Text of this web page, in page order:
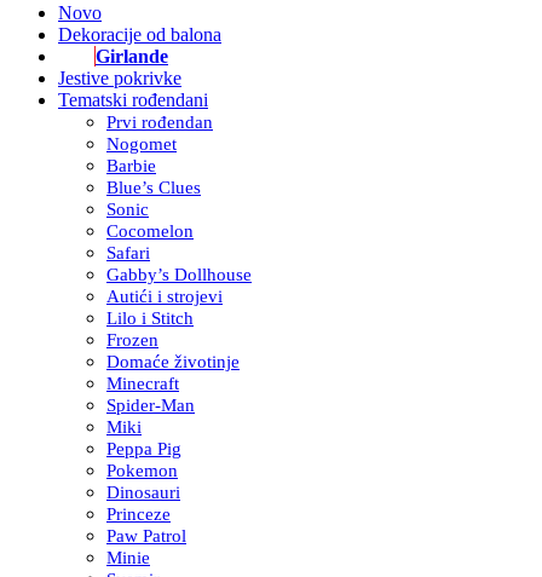
Novo
Dekoracije od balona
Girlande
Jestive pokrivke
Tematski rođendani
Prvi rođendan
Nogomet
Barbie
Blue’s Clues
Sonic
Cocomelon
Safari
Gabby’s Dollhouse
Autići i strojevi
Lilo i Stitch
Frozen
Domaće životinje
Minecraft
Spider-Man
Miki
Peppa Pig
Pokemon
Dinosauri
Princeze
Paw Patrol
Minie